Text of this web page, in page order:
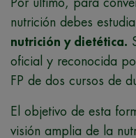
Por último, para
nutrición debes
nutrición y dietética.
oficial y reconocida
FP de dos cursos de
El objetivo de esta
visión amplia de la